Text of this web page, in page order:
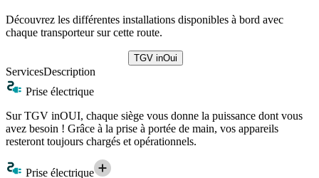
Découvrez les différentes installations disponibles à bord avec
chaque transporteur sur cette route.
TGV inOui
ServicesDescription
Prise électrique
Sur TGV inOUI, chaque siège vous donne la puissance dont vous
avez besoin ! Grâce à la prise à portée de main, vos appareils
resteront toujours chargés et opérationnels.
Prise électrique